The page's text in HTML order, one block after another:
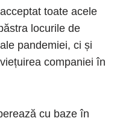
toate acele
locurile de
pandemiei, ci și
companiei în
cu baze în